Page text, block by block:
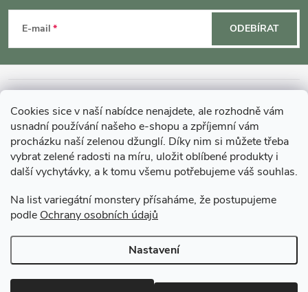
Cookies sice v naší nabídce nenajdete, ale rozhodně vám
usnadní používání našeho e-shopu a zpříjemní vám
procházku naší zelenou džunglí. Díky nim si můžete třeba
vybrat zelené radosti na míru, uložit oblíbené produkty i
další vychytávky, a k tomu všemu potřebujeme váš souhlas.
Na list variegátní monstery přísaháme, že postupujeme
podle Ochrany osobních údajů
Nastavení
p
a
E-mail ODEBÍRAT
MOHLO BY VÁS ZAJÍMAT
O GARDNERS
Gardners Design - Projekt, realizace a údržba zahrad a interiérů
Copyright 2026Gardners-eshop.cz. Všechna práva vyhrazena.Upravit
nastavení cookies